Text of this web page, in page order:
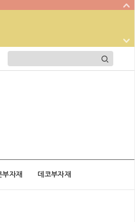
부자재 데코부자재